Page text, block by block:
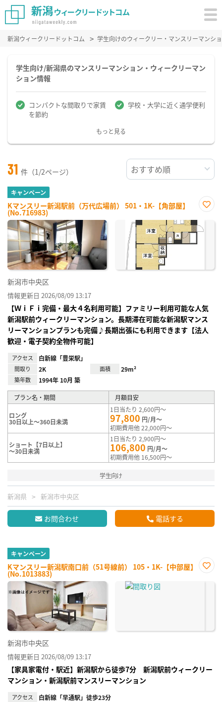
新潟ウィークリードットコム 学生向けのウィークリー・マンスリーマンシ
学生向け/新潟県のマンスリーマンション・ウィークリーマン
ション情報
コンパクトな間取りで家賃
を節約
学校・大学に近く通学便利
もっと見る
31 件（1/2ページ）
キャンペーン
Kマンスリー新潟駅前（万代広場前） 501・1K-【角部屋】
(No.716983)
に入
り登
新潟市中央区
情報更新日 2026/08/09 13:17
【ＷｉＦｉ完備・最大４名利用可能】ファミリー利用可能な人気
新潟駅前ウィークリーマンション。長期滞在可能な新潟駅マンス
リーマンションプランも完備♪長期出張にも利用できます【法人
歓迎・電子契約全物件可能】
アクセス 白新線「豊栄駅」
間取り 2K 面積 29m²
築年数 1994年 10月 築
プラン名・期間 月額目安
ロング
30日以上～360日未満
1日当たり 2,600円～
97,800 円/月～
初期費用他 22,000円～
ショート【7日以上】
～30日未満
1日当たり 2,900円～
106,800 円/月～
初期費用他 16,500円～
学生向け
新潟県 新潟市中央区
お問合わせ 電話する
キャンペーン
Kマンスリー新潟駅南口前（51号線前） 105・1K-【中部屋】
(No.1013883)
に入
新潟市中央区
情報更新日 2026/08/09 13:17
【家具家電付・駅近】新潟駅から徒歩7分 新潟駅前ウィークリー
マンション・新潟駅前マンスリーマンション
アクセス 白新線「早通駅」徒歩23分